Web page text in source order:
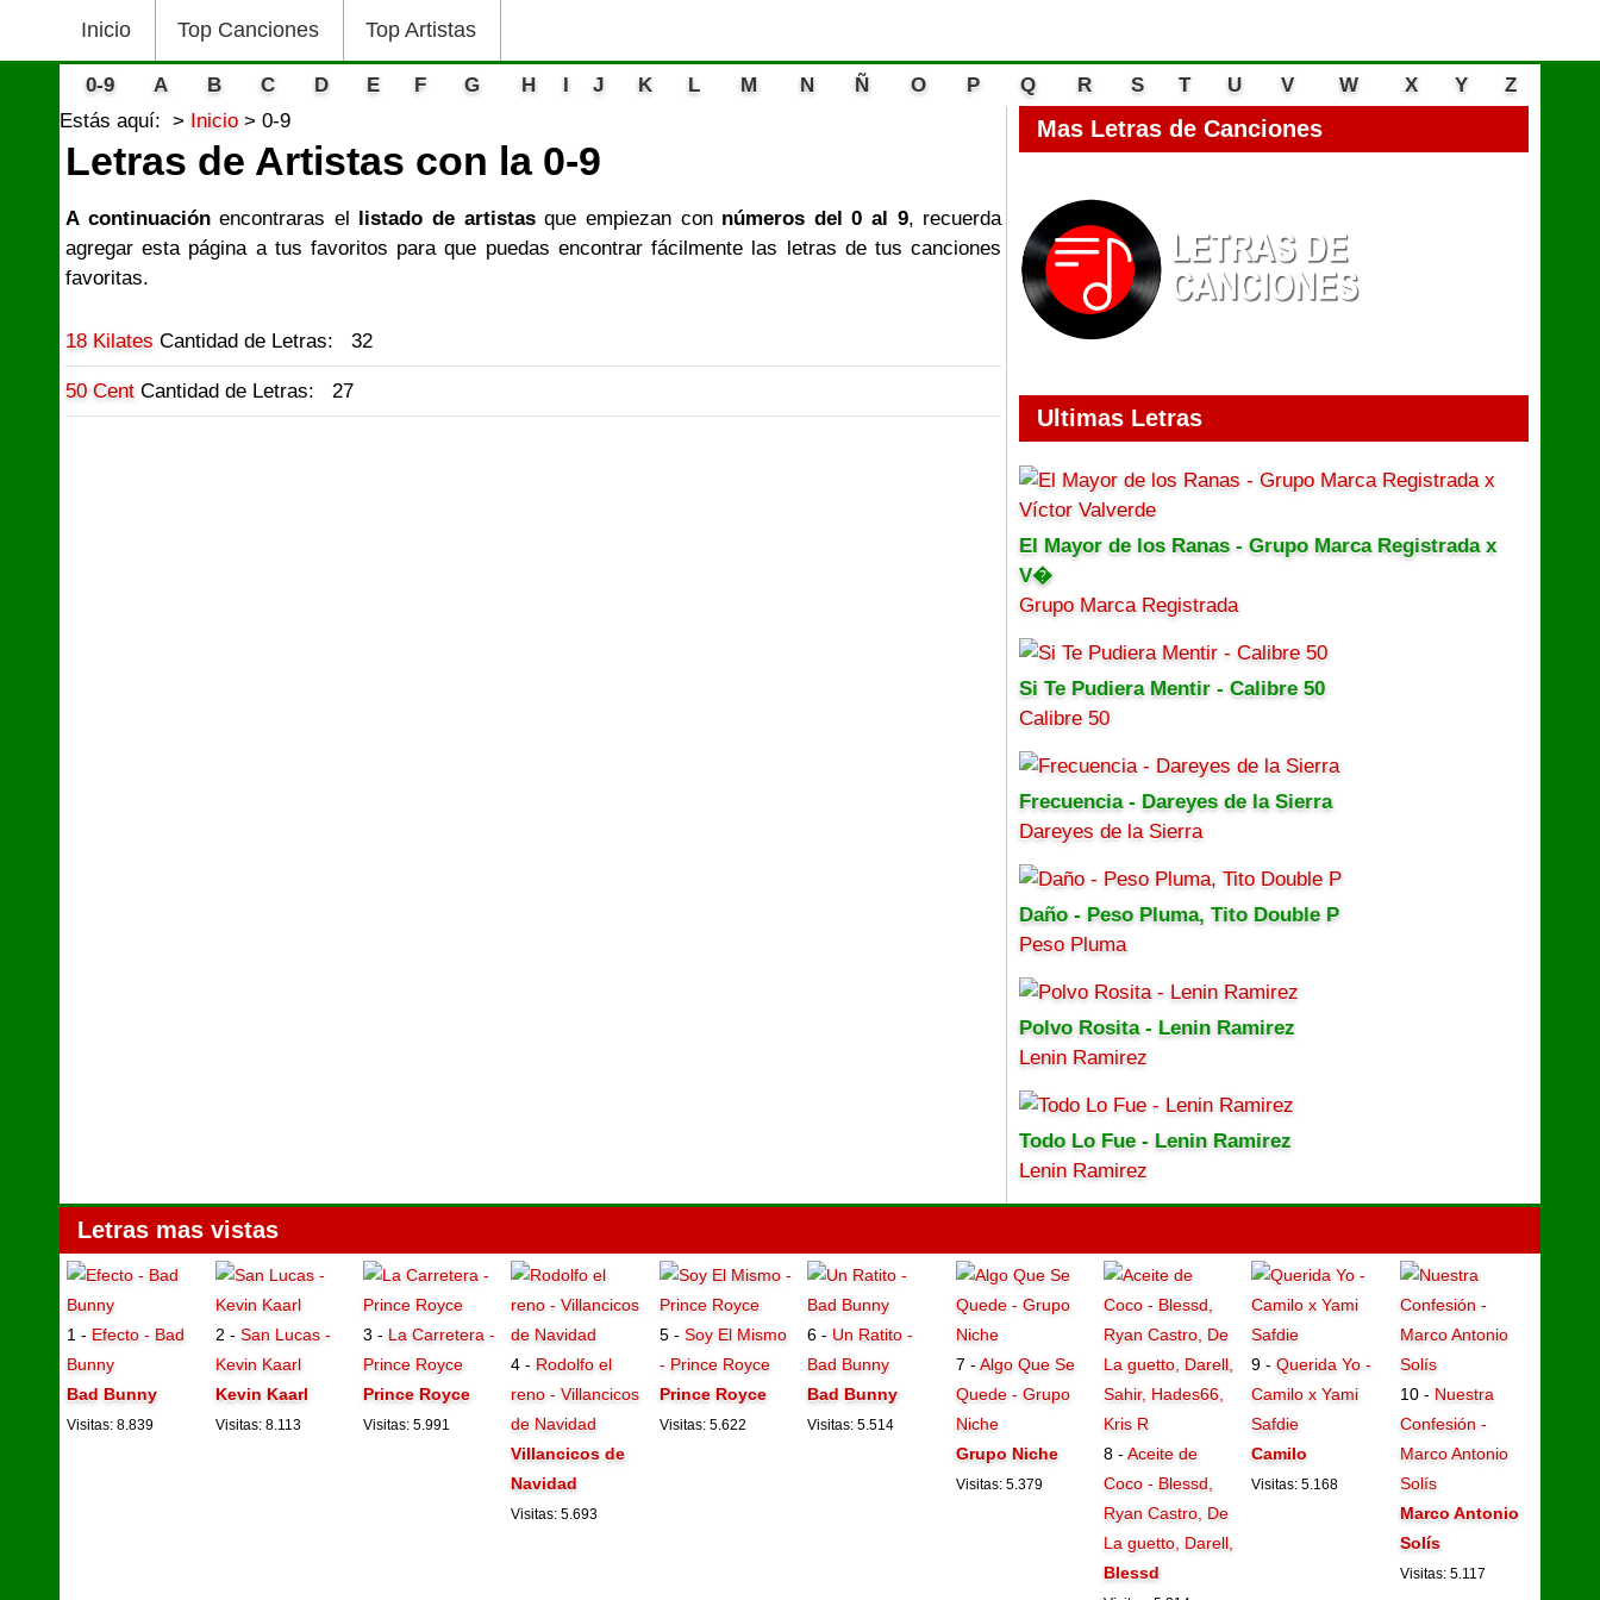
Inicio Top Canciones Top Artistas
0-9 A B C D E F G H I J K L M N Ñ O P Q R S T U V W X Y
Z
Estás aquí:
Inicio 0-9
Letras de Artistas con la 0-9
A continuaciónencontraras el listado de artistasque empiezan con números del 0 al 9, recuerda
agregar esta página a tus favoritos para que puedas encontrar fácilmente las letras de tus canciones
favoritas.
18 Kilates Cantidad de Letras: 32
50 Cent Cantidad de Letras: 27
Mas Letras de Canciones
Ultimas Letras
El Mayor de los Ranas - Grupo Marca Registrada x
V�
Grupo Marca Registrada
Si Te Pudiera Mentir - Calibre 50
Calibre 50
Frecuencia - Dareyes de la Sierra
Dareyes de la Sierra
Daño - Peso Pluma, Tito Double P
Peso Pluma
Polvo Rosita - Lenin Ramirez
Lenin Ramirez
Todo Lo Fue - Lenin Ramirez
Lenin Ramirez
Letras mas vistas
1 - Efecto - Bad
Bunny
Bad Bunny
Visitas: 8.839
2 - San Lucas -
Kevin Kaarl
Kevin Kaarl
Visitas: 8.113
3 - La Carretera -
Prince Royce
Prince Royce
Visitas: 5.991
4 - Rodolfo el
reno - Villancicos
de Navidad
Villancicos de
Navidad
Visitas: 5.693
5 - Soy El Mismo
- Prince Royce
Prince Royce
Visitas: 5.622
6 - Un Ratito -
Bad Bunny
Bad Bunny
Visitas: 5.514
7 - Algo Que Se
Quede - Grupo
Niche
Grupo Niche
Visitas: 5.379
8 - Aceite de
Coco - Blessd,
Ryan Castro, De
La guetto, Darell,
Blessd
9 -Querida Yo -
Camilo x Yami
Safdie
Camilo
Visitas: 5.168
10 - Nuestra
Confesión -
Marco Antonio
Solís
Marco Antonio
Solís
Visitas: 5.117